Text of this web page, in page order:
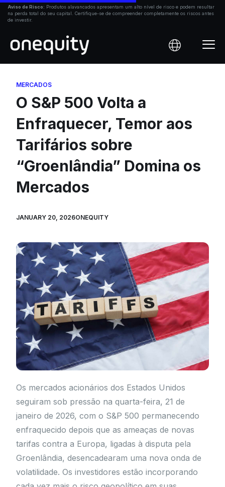
SkipAviso de Risco: Produtos alavancados apresentam um alto nível de risco e podem resultar
na perda total do seu capital. Certifique-se de compreender completamente os riscos antes
de investir.
MERCADOS
O S&P 500 Volta a
Enfraquecer, Temor aos
Tarifários sobre
“Groenlândia” Domina os
Mercados
JANUARY 20, 2026ONEQUITY
Os mercados acionários dos Estados Unidos
seguiram sob pressão na quarta-feira, 21 de
janeiro de 2026, com o S&P 500 permanecendo
enfraquecido depois que as ameaças de novas
tarifas contra a Europa, ligadas à disputa pela
Groenlândia, desencadearam uma nova onda de
volatilidade. Os investidores estão incorporando